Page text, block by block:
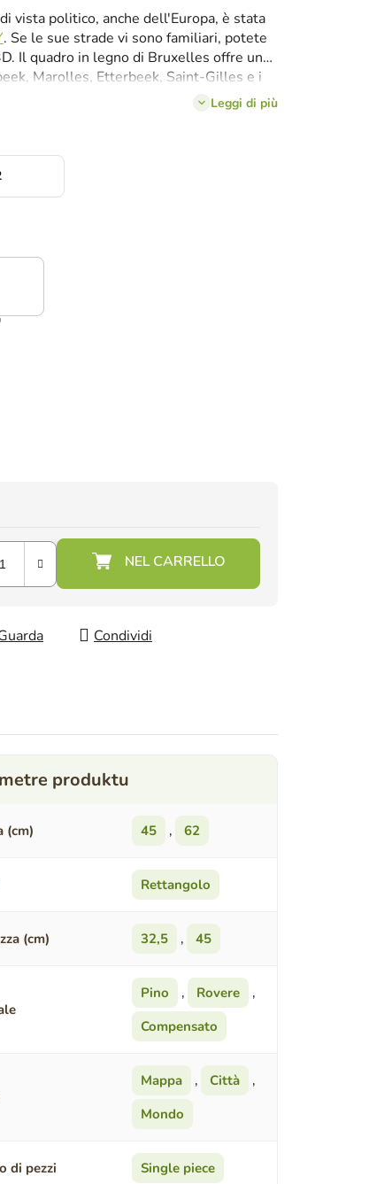
vista politico, anche dell'Europa, è stata
. Se le sue strade vi sono familiari, potete
Il quadro in legno di Bruxelles offre una
Marolles, Etterbeek, Saint-Gilles e i
può risplendere anche sulla vostraLeggi di più
Condividi
(cm) 45 , 62
Rettangolo
(cm) 32,5 , 45
Pino , Rovere
,
Compensato
Mappa , Città
,
Mondo
di pezzi Single piece